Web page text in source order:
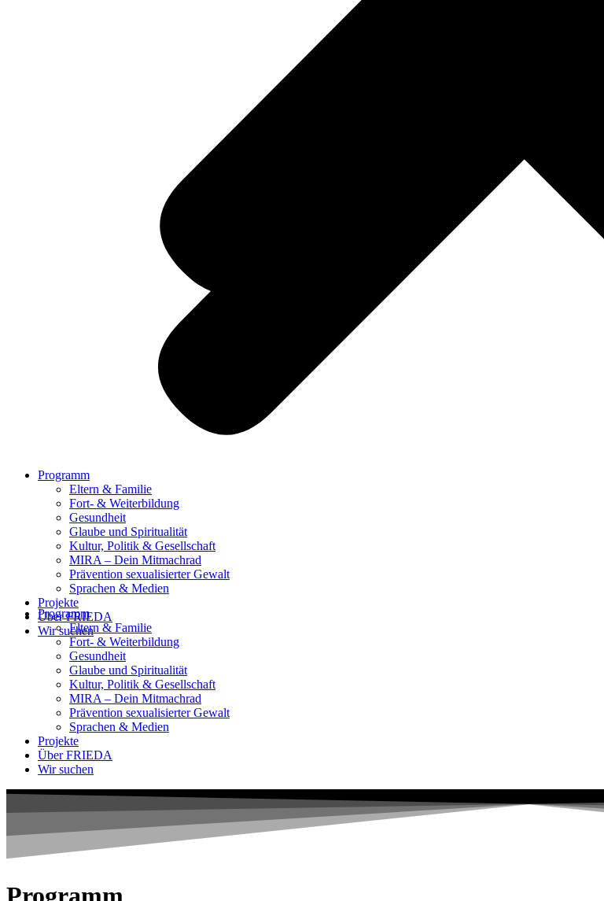
Programm
Eltern & Familie
Fort- & Weiterbildung
Gesundheit
Glaube und Spiritualität
Kultur, Politik & Gesellschaft
MIRA – Dein Mitmachrad
Prävention sexualisierter Gewalt
Sprachen & Medien
Projekte
Über FRIEDA
Wir suchen
Programm
Eltern & Familie
Fort- & Weiterbildung
Gesundheit
Glaube und Spiritualität
Kultur, Politik & Gesellschaft
MIRA – Dein Mitmachrad
Prävention sexualisierter Gewalt
Sprachen & Medien
Projekte
Über FRIEDA
Wir suchen